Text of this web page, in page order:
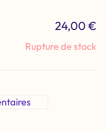
24,00 €
Rupture de stock